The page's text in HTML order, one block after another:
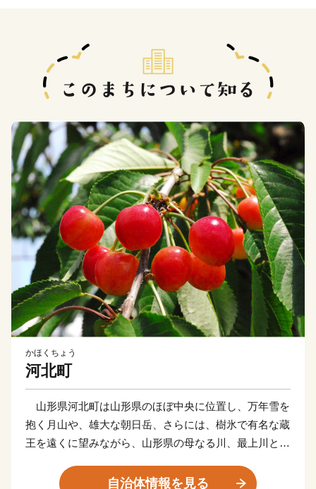
かほくちょう
河北町
山形県河北町は山形県のほぼ中央に位置し、万年雪を
抱く月山や、雄大な朝日岳、さらには、樹氷で有名な蔵
王を遠くに望みながら、山形県の母なる川、最上川と清
自治体情報を見る